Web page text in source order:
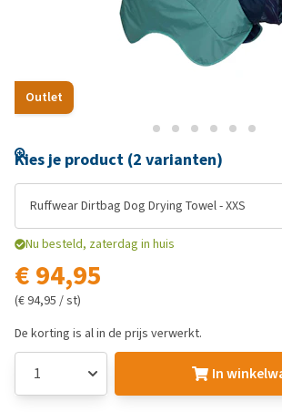
Outlet
Kies je product (2 varianten)
Ruffwear Dirtbag Dog Drying Towel - XXS
Nu besteld, zaterdag in huis
€ 94,95
(€ 94,95 / st)
De korting is al in de prijs verwerkt.
In